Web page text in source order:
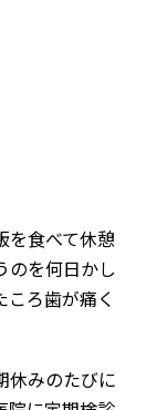
を食べて休憩
のを何日かし
ろ歯が痛く
休みのたびに